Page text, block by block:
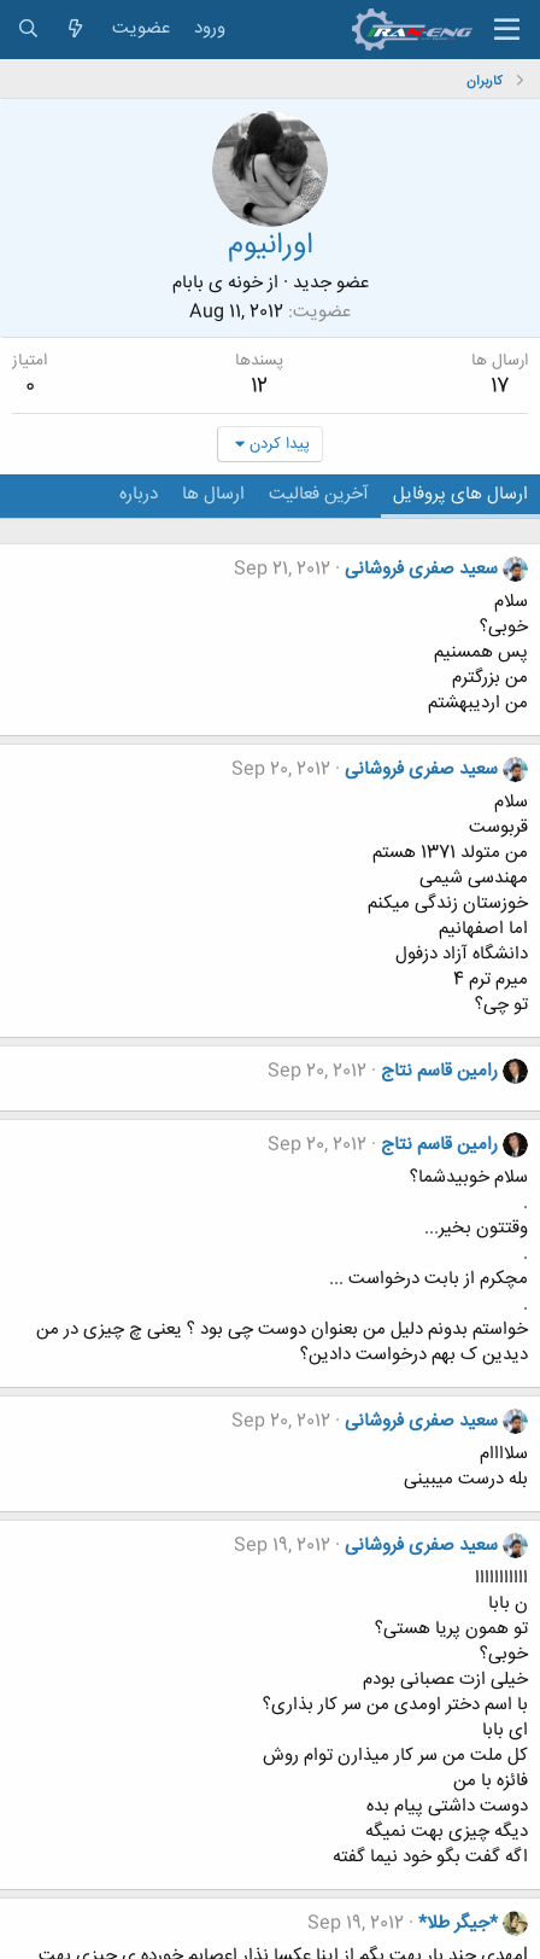
ورود عضویت
کاربران
اورانیوم
عضو جدید · ازخونه ی بابام
عضویت Aug 11, 2012
ارسال ها
17
پسندها
12
امتیاز
0
پیدا کردن
ارسال های پروفایل آخرین فعالیت ارسال ها درباره
سعید صفری فروشانی Sep 21, 2012
سلام
خوبی؟
پس همسنیم
من بزرگترم
من اردیبهشتم
سعید صفری فروشانی Sep 20, 2012
سلام
قربوست
من متولد 1371 هستم
مهندسی شیمی
خوزستان زندگی میکنم
اما اصفهانیم
دانشگاه آزاد دزفول
میرم ترم 4
تو چی؟
رامین قاسم نتاج Sep 20, 2012
رامین قاسم نتاج Sep 20, 2012
سلام خوبیدشما؟
.
وقتتون بخیر...
.
مچکرم از بابت درخواست ...
.
خواستم بدونم دلیل من بعنوان دوست چی بود ؟ یعنی چ چیزی در من
دیدین ک بهم درخواست دادین؟
سعید صفری فروشانی Sep 20, 2012
سلاااام
بله درست میبینی
سعید صفری فروشانی Sep 19, 2012
ااااااااااا
ن بابا
تو همون پریا هستی؟
خوبی؟
خیلی ازت عصبانی بودم
با اسم دختر اومدی من سر کار بذاری؟
ای بابا
کل ملت من سر کار میذارن توام روش
فائزه با من
دوست داشتی پیام بده
دیگه چیزی بهت نمیگه
اگه گفت بگو خود نیما گفته
*جیگر طلا* Sep 19, 2012